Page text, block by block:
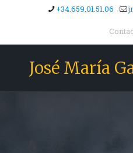
+34.659.01.51.06
José María